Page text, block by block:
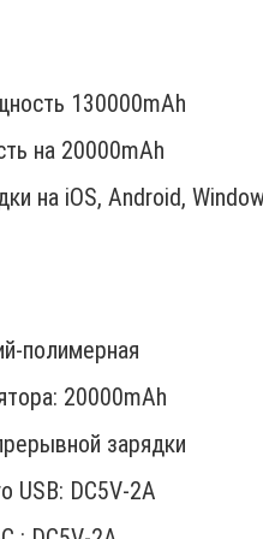
130000mAh
на 20000mAh
на iOS, Android,
полимерная
20000mAh
зарядки
USB: DC5V-2A